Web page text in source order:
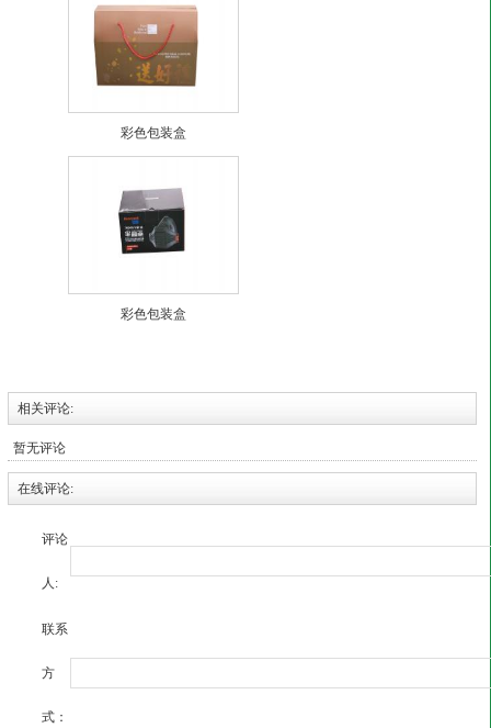
彩色包装盒
彩色包装盒
相关评论:
暂无评论
在线评论:
评论
人:
联系
方
式：